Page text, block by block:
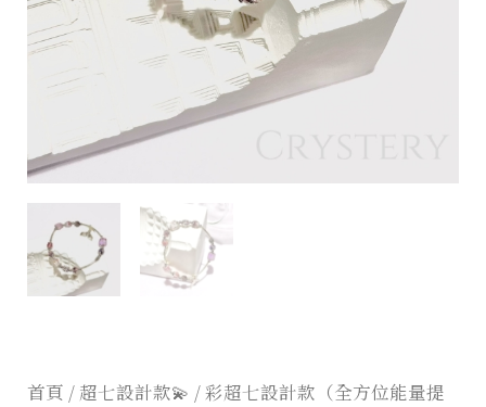
首頁 / 超七設計款💫 / 彩超七設計款（全方位能量提